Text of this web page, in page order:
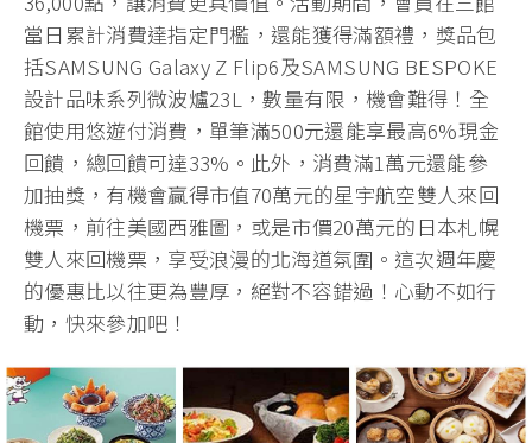
當日累計消費達指定門檻，還能獲得滿額禮，獎品包
括SAMSUNG Galaxy Z Flip6及SAMSUNG BESPOKE
設計品味系列微波爐23L，數量有限，機會難得！全
館使用悠遊付消費，單筆滿500元還能享最高6%現金
回饋，總回饋可達33%。此外，消費滿1萬元還能參
加抽獎，有機會贏得市值70萬元的星宇航空雙人來回
機票，前往美國西雅圖，或是市價20萬元的日本札幌
雙人來回機票，享受浪漫的北海道氛圍。這次週年慶
的優惠比以往更為豐厚，絕對不容錯過！心動不如行
動，快來參加吧！